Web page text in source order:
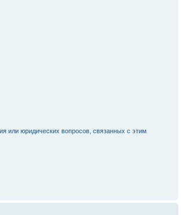
или юридических вопросов, связанных с этим